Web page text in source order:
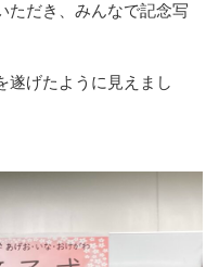
ただき、みんなで記念写
遂げたように見えまし